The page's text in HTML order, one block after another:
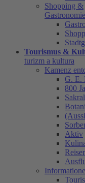
Shopping &
Gastronomie
Tourismus &
turizm a kultura
Kamenz
G. E.
800
Aktiv